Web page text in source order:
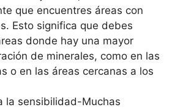
que encuentres áreas con
Esto significa que debes
donde hay una mayor
de minerales, como en las
o en las áreas cercanas a los
la sensibilidad-Muchas